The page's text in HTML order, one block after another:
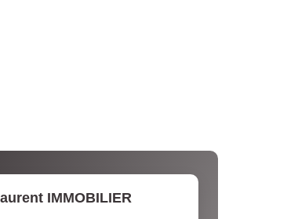
IMMOBILIER